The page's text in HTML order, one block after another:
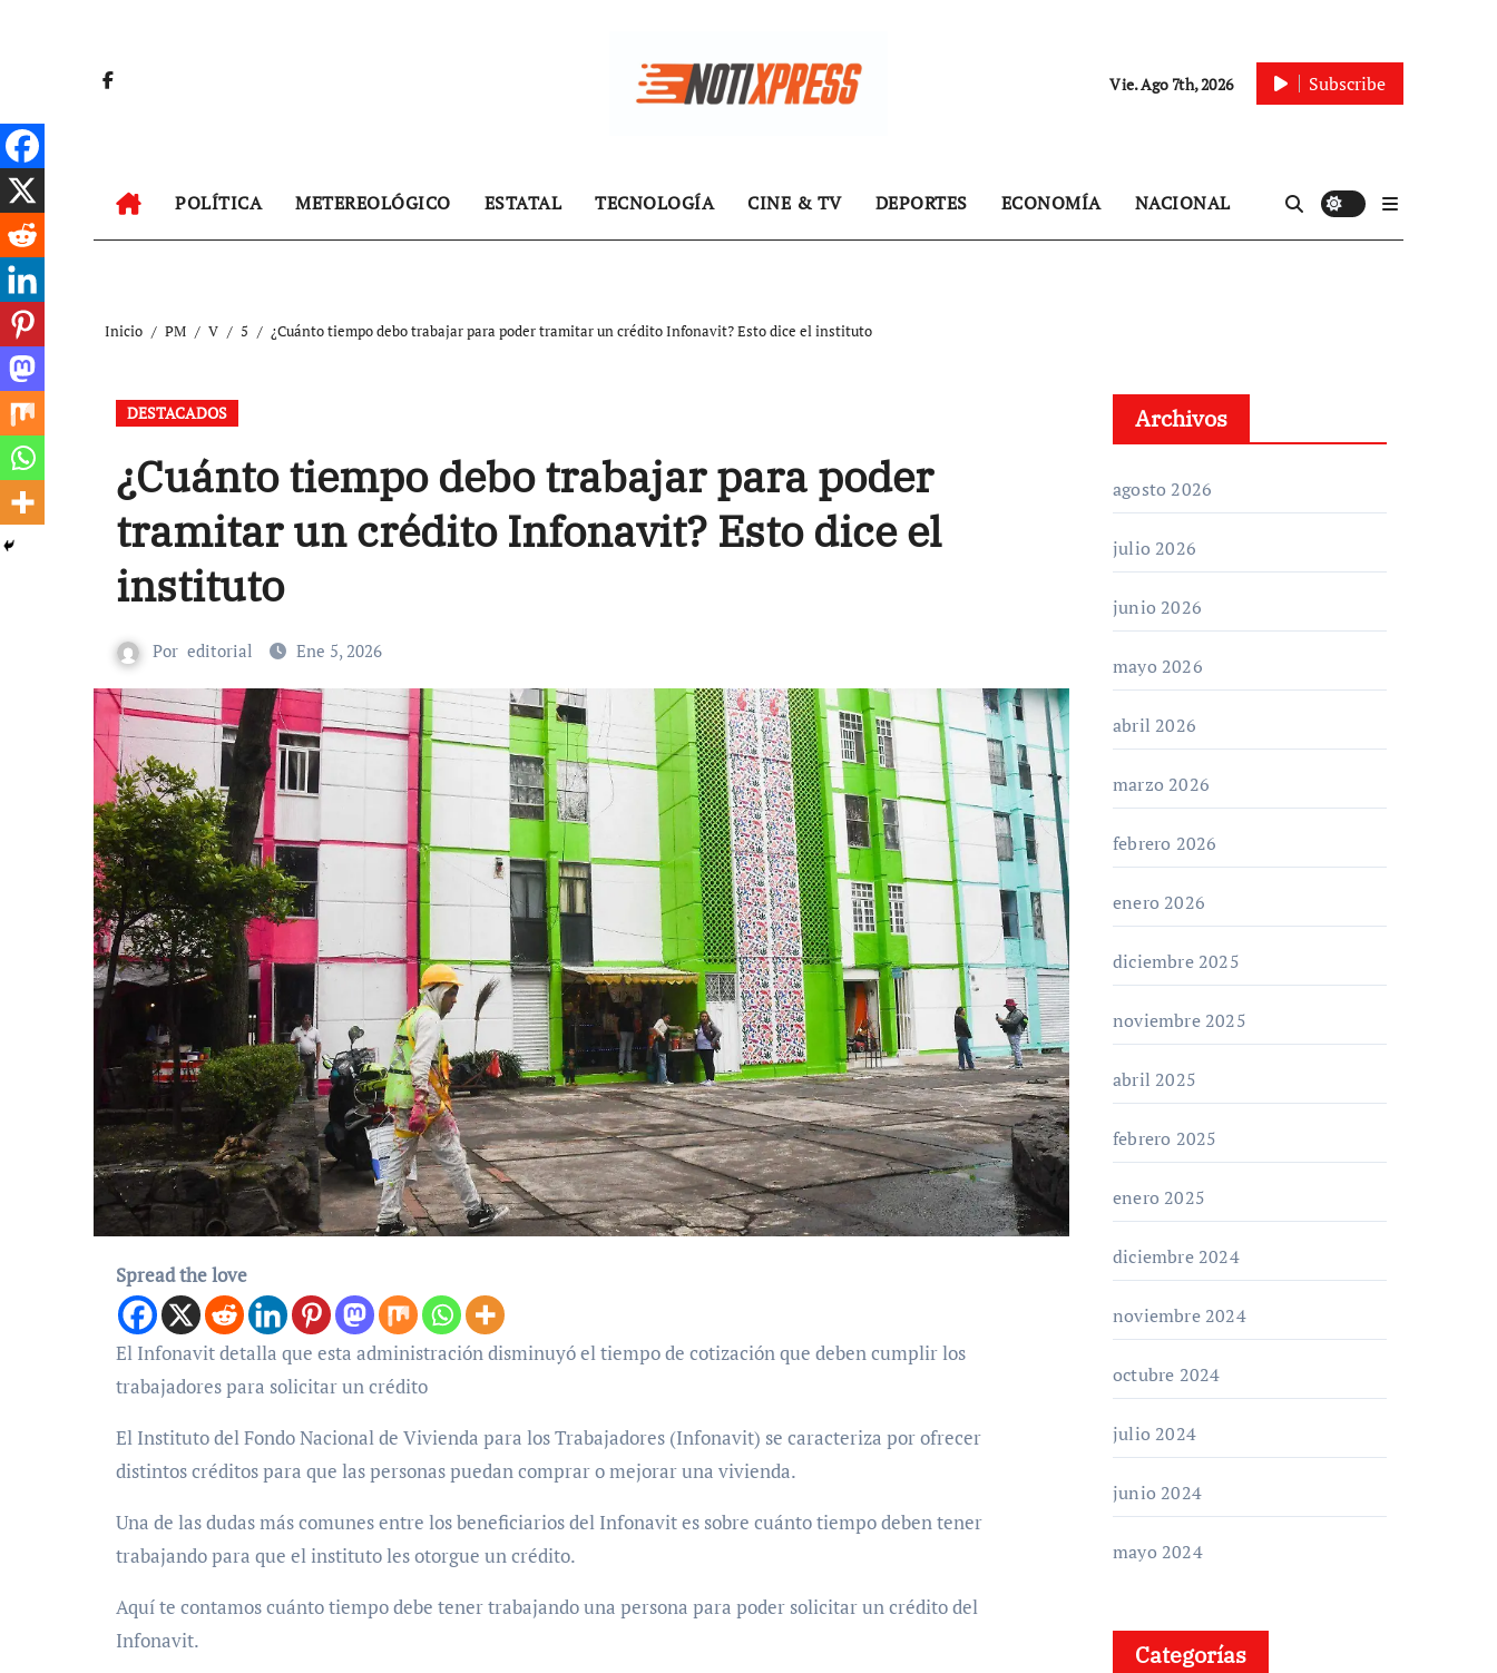
Vie. Ago 7th, 2026 Subscribe
POLÍTICA METEREOLÓGICO ESTATAL TECNOLOGÍA CINE & TV DEPORTES ECONOMÍA NACIONAL
Inicio PM V 5 ¿Cuánto tiempo debo trabajar para poder tramitar un crédito Infonavit? Esto dice el instituto
DESTACADOS
¿Cuánto tiempo debo trabajar para poder
tramitar un crédito Infonavit? Esto dice el
instituto
Por editorial Ene 5, 2026
Spread the love
El Infonavit detalla que esta administración disminuyó el tiempo de cotización que deben cumplir los
trabajadores para solicitar un crédito
El Instituto del Fondo Nacional de Vivienda para los Trabajadores (Infonavit) se caracteriza por ofrecer
distintos créditos para que las personas puedan comprar o mejorar una vivienda.
Una de las dudas más comunes entre los beneficiarios del Infonavit es sobre cuánto tiempo deben tener
trabajando para que el instituto les otorgue un crédito.
Aquí te contamos cuánto tiempo debe tener trabajando una persona para poder solicitar un crédito del
Infonavit.
Archivos
agosto 2026
julio 2026
junio 2026
mayo 2026
abril 2026
marzo 2026
febrero 2026
enero 2026
diciembre 2025
noviembre 2025
abril 2025
febrero 2025
enero 2025
diciembre 2024
noviembre 2024
octubre 2024
julio 2024
junio 2024
mayo 2024
Categorías